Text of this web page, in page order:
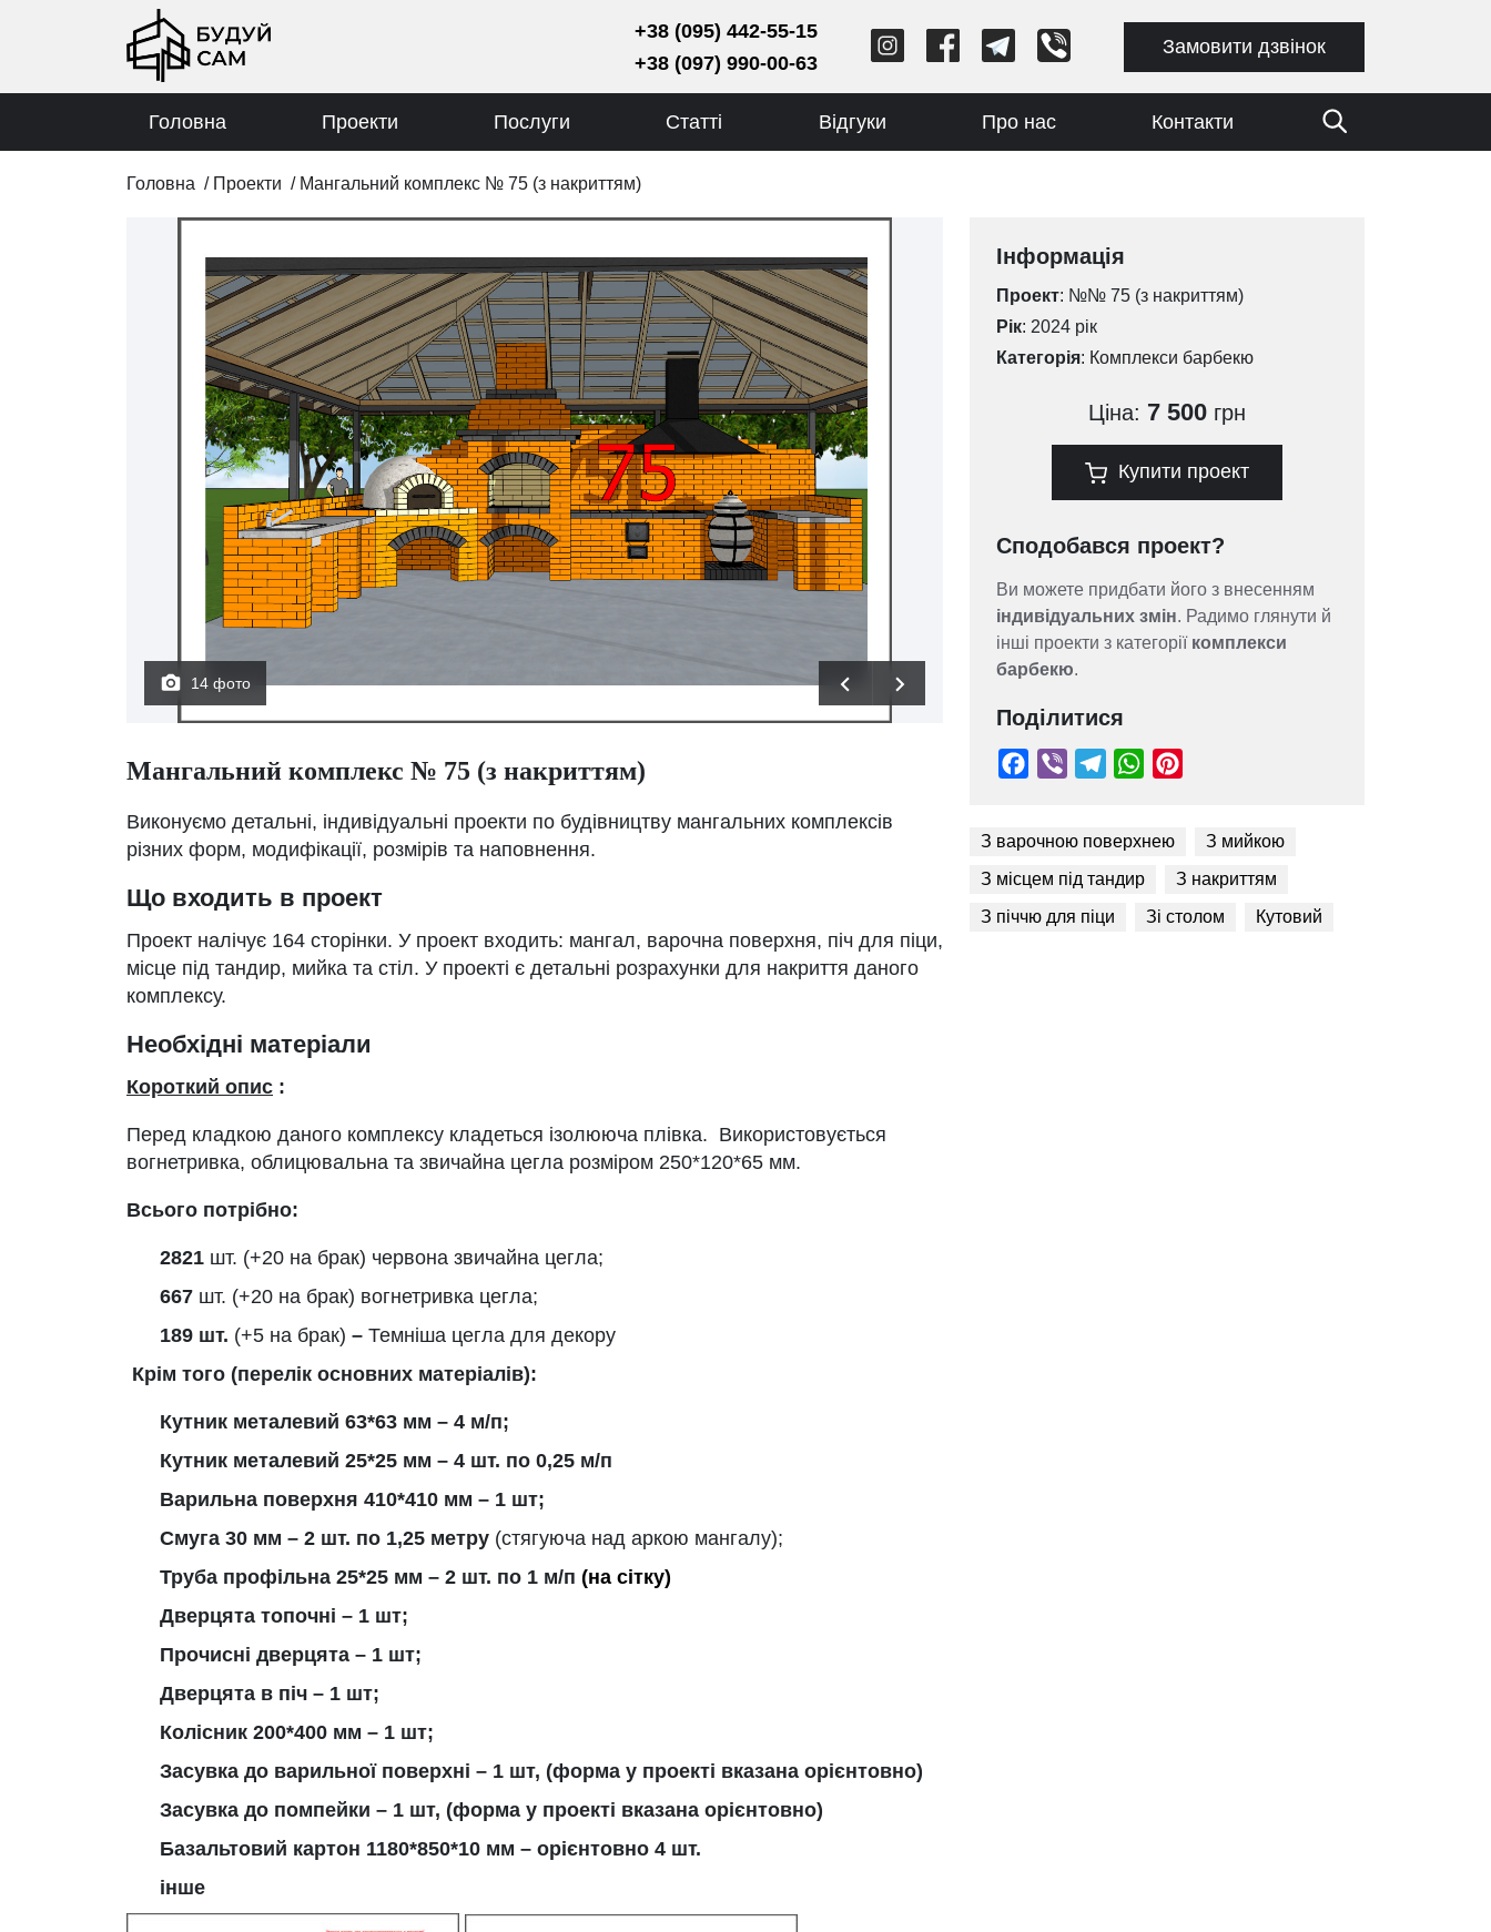
+38 (095) 442-55-15
+38 (097) 990-00-63
Замовити дзвінок
Головна Проекти Послуги Статті Відгуки Про нас Контакти
Головна / Проекти / Мангальний комплекс № 75 (з накриттям)
14 фото
Мангальний комплекс № 75 (з накриттям)
Виконуємо детальні, індивідуальні проекти по будівництву мангальних комплексів
різних форм, модифікації, розмірів та наповнення.
Що входить в проект
Проект налічує 164 сторінки. У проект входить: мангал, варочна поверхня, піч для піци,
місце під тандир, мийка та стіл. У проекті є детальні розрахунки для накриття даного
комплексу.
Необхідні матеріали
Короткий опис :
Перед кладкою даного комплексу кладеться ізолююча плівка. Використовується
вогнетривка, облицювальна та звичайна цегла розміром 250*120*65 мм.
Всього потрібно:
2821 шт. (+20 на брак) червона звичайна цегла;
667 шт. (+20 на брак) вогнетривка цегла;
189 шт. (+5 на брак) – Темніша цегла для декору
Крім того (перелік основних матеріалів):
Кутник металевий 63*63 мм – 4 м/п;
Кутник металевий 25*25 мм – 4 шт. по 0,25 м/п
Варильна поверхня 410*410 мм – 1 шт;
Смуга 30 мм – 2 шт. по 1,25 метру (стягуюча над аркою мангалу);
Труба профільна 25*25 мм – 2 шт. по 1 м/п (на сітку)
Дверцята топочні – 1 шт;
Прочисні дверцята – 1 шт;
Дверцята в піч – 1 шт;
Колісник 200*400 мм – 1 шт;
Засувка до варильної поверхні – 1 шт, (форма у проекті вказана орієнтовно)
Засувка до помпейки – 1 шт, (форма у проекті вказана орієнтовно)
Базальтовий картон 1180*850*10 мм – орієнтовно 4 шт.
інше
Інформація
Проект: №№ 75 (з накриттям)
Рік: 2024 рік
Категорія: Комплекси барбекю
Ціна: 7 500 грн
Купити проект
Сподобався проект?
Ви можете придбати його з внесенням
індивідуальних змін. Радимо глянути й
інші проекти з категорії комплекси
барбекю.
Поділитися
Facebook
Viber
З варочною поверхнею
З мийкою
З місцем під тандир
З накриттям
З піччю для піци
Зі столом Кутовий